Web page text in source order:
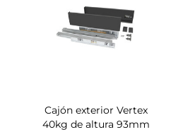
Cajón exterior Vertex
40kg de altura 93mm